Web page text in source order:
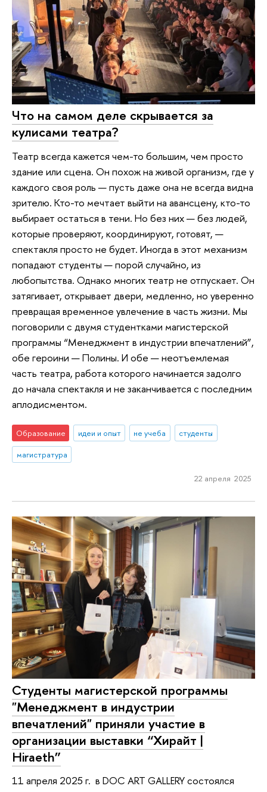
Что на самом деле скрывается за
кулисами театра?
Театр всегда кажется чем-то большим, чем просто
здание или сцена. Он похож на живой организм, где у
каждого своя роль — пусть даже она не всегда видна
зрителю. Кто-то мечтает выйти на авансцену, кто-то
выбирает остаться в тени. Но без них — без людей,
которые проверяют, координируют, готовят, —
спектакля просто не будет. Иногда в этот механизм
попадают студенты — порой случайно, из
любопытства. Однако многих театр не отпускает. Он
затягивает, открывает двери, медленно, но уверенно
превращая временное увлечение в часть жизни. Мы
поговорили с двумя студентками магистерской
программы “Менеджмент в индустрии впечатлений”,
обе героини — Полины. И обе — неотъемлемая
часть театра, работа которого начинается задолго
до начала спектакля и не заканчивается с последним
аплодисментом.
Образование идеи и опыт не учеба
студенты
магистратура
22 апреля 2025
Студенты магистерской программы
"Менеджмент в индустрии
впечатлений" приняли участие в
организации выставки “Хирайт |
Hiraeth”
11 апреля 2025 г. в DOC ART GALLERY состоялся